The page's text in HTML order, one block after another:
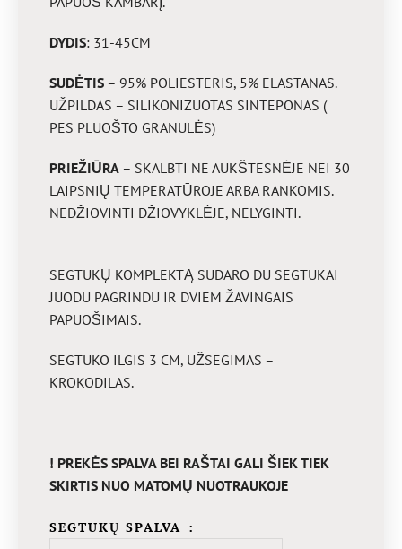
DYDIS: 31-45CM
SUDĖTIS – 95% POLIESTERIS, 5% ELASTANAS.
UŽPILDAS – SILIKONIZUOTAS SINTEPONAS (
PES PLUOŠTO GRANULĖS)
PRIEŽIŪRA – SKALBTI NE AUKŠTESNĖJE NEI 30
LAIPSNIŲ TEMPERATŪROJE ARBA RANKOMIS.
NEDŽIOVINTI DŽIOVYKLĖJE, NELYGINTI.
SEGTUKŲ KOMPLEKTĄ SUDARO DU SEGTUKAI
JUODU PAGRINDU IR DVIEM ŽAVINGAIS
PAPUOŠIMAIS.
SEGTUKO ILGIS 3 CM, UŽSEGIMAS –
KROKODILAS.
! PREKĖS SPALVA BEI RAŠTAI GALI ŠIEK TIEK
SKIRTIS NUO MATOMŲ NUOTRAUKOJE
SEGTUKŲ SPALVA